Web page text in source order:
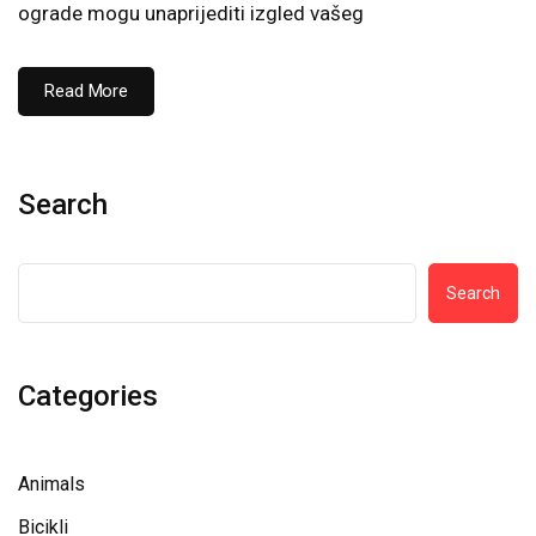
ograde mogu unaprijediti izgled vašeg
Read More
Search
Search
Categories
Animals
Bicikli